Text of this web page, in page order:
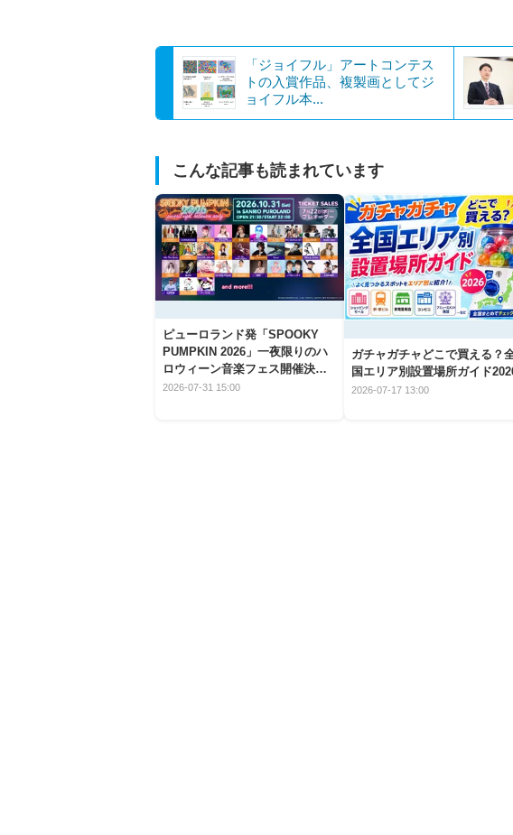
「ジョイフル」アートコンテス
トの入賞作品、複製画としてジ
ョイフル本...
こんな記事も読まれています
ピューロランド発「SPOOKY
PUMPKIN 2026」一夜限りのハ
ロウィーン音楽フェス開催決
定！
2026-07-31 15:00
ガチャガチャどこで買える？
国エリア別設置場所ガイド
2026-07-17 13:00